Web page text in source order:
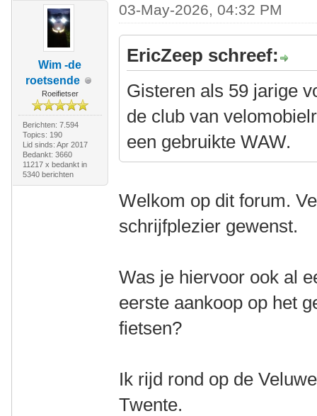
Wim -de
roetsende
Roeifietser
Berichten: 7.594
Topics: 190
Lid sinds: Apr 2017
Bedankt: 3660
11217 x bedankt in
5340 berichten
03-May-2026, 04:32 PM
EricZeep schreef:
Gisteren als 59 jarige
de club van
een gebruikte WAW.
Welkom op dit forum.
schrijfplezier gewenst.
Was je hiervoor ook al
eerste aankoop op het
fietsen?
Ik rijd rond op de
Twente.